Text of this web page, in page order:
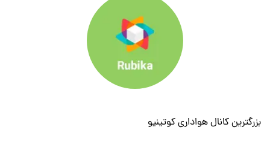
بزرگترین کانال هواداری کوتینیو